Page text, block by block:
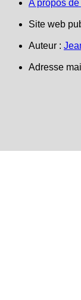
A propos
Site web
Auteur :
Adresse